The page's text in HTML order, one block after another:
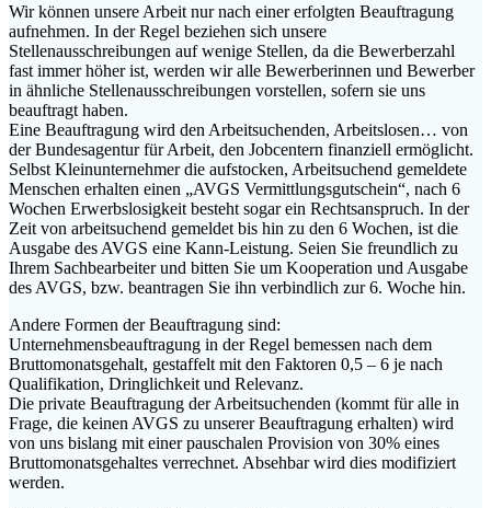
Wir können unsere Arbeit nur nach einer erfolgten Beauftragung
aufnehmen. In der Regel beziehen sich unsere
Stellenausschreibungen auf wenige Stellen, da die Bewerberzahl
fast immer höher ist, werden wir alle Bewerberinnen und Bewerber
in ähnliche Stellenausschreibungen vorstellen, sofern sie uns
beauftragt haben.
Eine Beauftragung wird den Arbeitsuchenden, Arbeitslosen… von
der Bundesagentur für Arbeit, den Jobcentern finanziell ermöglicht.
Selbst Kleinunternehmer die aufstocken, Arbeitsuchend gemeldete
Menschen erhalten einen „AVGS Vermittlungsgutschein“, nach 6
Wochen Erwerbslosigkeit besteht sogar ein Rechtsanspruch. In der
Zeit von arbeitsuchend gemeldet bis hin zu den 6 Wochen, ist die
Ausgabe des AVGS eine Kann-Leistung. Seien Sie freundlich zu
Ihrem Sachbearbeiter und bitten Sie um Kooperation und Ausgabe
des AVGS, bzw. beantragen Sie ihn verbindlich zur 6. Woche hin.
Andere Formen der Beauftragung sind:
Unternehmensbeauftragung in der Regel bemessen nach dem
Bruttomonatsgehalt, gestaffelt mit den Faktoren 0,5 – 6 je nach
Qualifikation, Dringlichkeit und Relevanz.
Die private Beauftragung der Arbeitsuchenden (kommt für alle in
Frage, die keinen AVGS zu unserer Beauftragung erhalten) wird
von uns bislang mit einer pauschalen Provision von 30% eines
Bruttomonatsgehaltes verrechnet. Absehbar wird dies modifiziert
werden.